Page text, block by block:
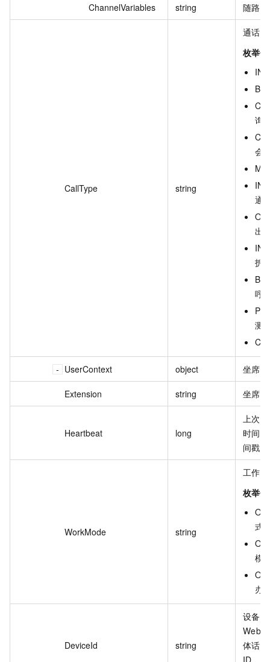
ChannelVariables string 随路
CallType string
通话
枚举
询
会
通
出
拆
呼
测
UserContext object 坐席
Extension string 坐席
Heartbeat long
上次
时间
间戳
WorkMode string
工作
枚举
式
模
办
DeviceId string
设备
体话
ID，